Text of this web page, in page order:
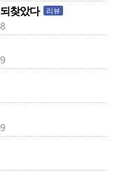
찾았다 리뷰